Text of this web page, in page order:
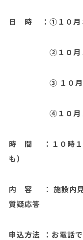
日 時 ：①１０月３
②１０月１２
③ １０月１８
④１０月２５
時 間 ：１０時１
も）
内 容 ： 施設内見
質疑応答
申込方法 ：お電話